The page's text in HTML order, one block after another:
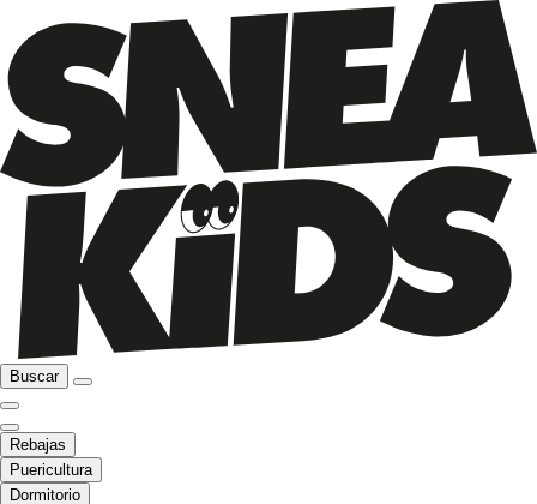
Buscar
Rebajas
Puericultura
Dormitorio